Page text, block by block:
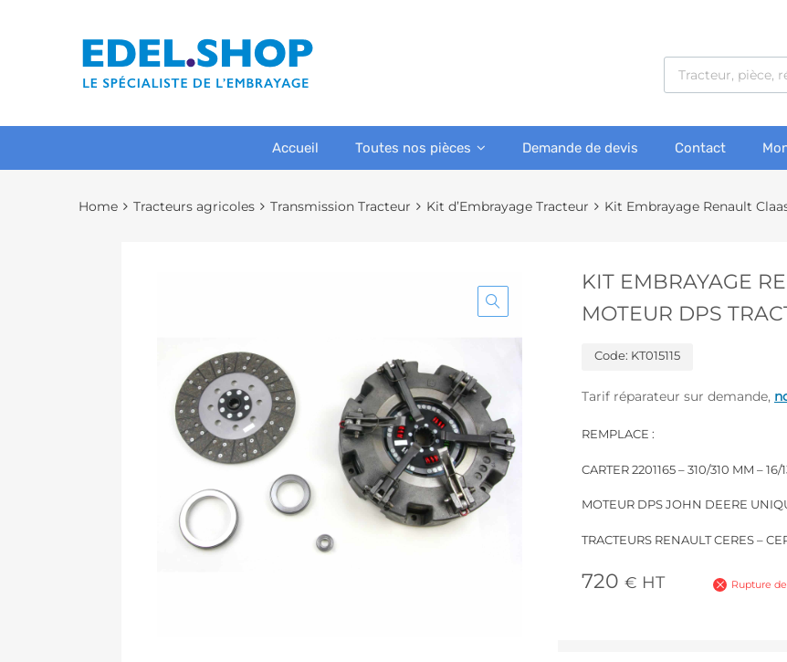
Accueil Toutes nos pièces Demande de devis Contact
Home Tracteurs agricoles Transmission Tracteur Kit d’Embrayage Tracteur Kit Embrayage Renault
KIT EMBRAYAGE
MOTEUR DPS
Code: KT015115
Tarif réparateur sur demande,
REMPLACE :
CARTER 2201165 – 310/310 MM –
MOTEUR DPS JOHN DEERE
TRACTEURS RENAULT CERES –
720 € HT Rupture